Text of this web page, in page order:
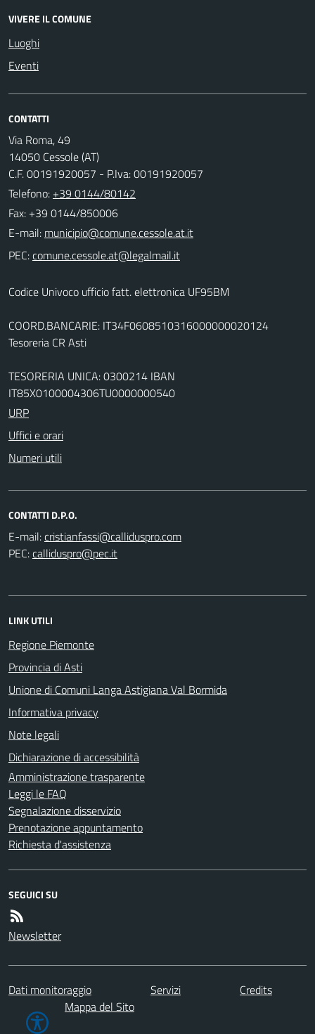
VIVERE IL COMUNE
Luoghi
Eventi
CONTATTI
Via Roma, 49
14050 Cessole (AT)
C.F. 00191920057 - P.Iva: 00191920057
Telefono: +39 0144/80142
Fax: +39 0144/850006
E-mail:
PEC:
Codice Univoco ufficio fatt. elettronica UF95BM
COORD.BANCARIE: IT34F0608510316000000020124
Tesoreria CR Asti
TESORERIA UNICA: 0300214 IBAN
IT85X0100004306TU0000000540
URP
Uffici e orari
Numeri utili
CONTATTI D.P.O.
E-mail:
PEC:
LINK UTILI
Regione Piemonte
Provincia di Asti
Unione di Comuni Langa Astigiana Val Bormida
Informativa privacy
Note legali
Dichiarazione di accessibilità
Amministrazione trasparente
Leggi le FAQ
Segnalazione disservizio
Prenotazione appuntamento
Richiesta d'assistenza
SEGUICI SU
Newsletter
Dati monitoraggio Servizi
Credits
Mappa del Sito